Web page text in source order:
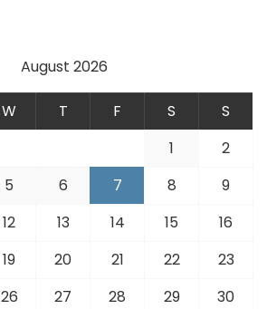
August 2026
W T F S
S
1
2
5 6 7 8
9
12 13 14 15
16
19 20 21 22
23
26 27 28 29
30